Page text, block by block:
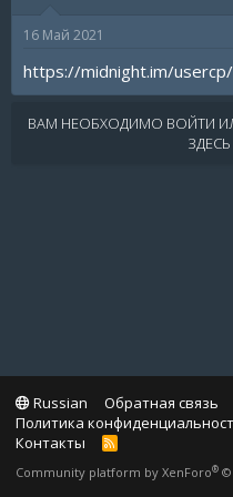
16 Май 2021
https://midnight.im/
ВАМ НЕОБХОДИМО ВОЙТИ
Russian Обратная связь
Политика
Контакты
R
S
Community platform by XenForo® ©